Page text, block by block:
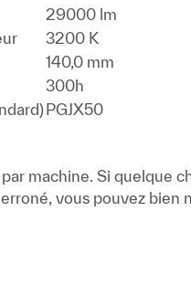
29000 lm
3200 K
140,0 mm
300h
PGJX50
machine. Si quelque
vous pouvez bien